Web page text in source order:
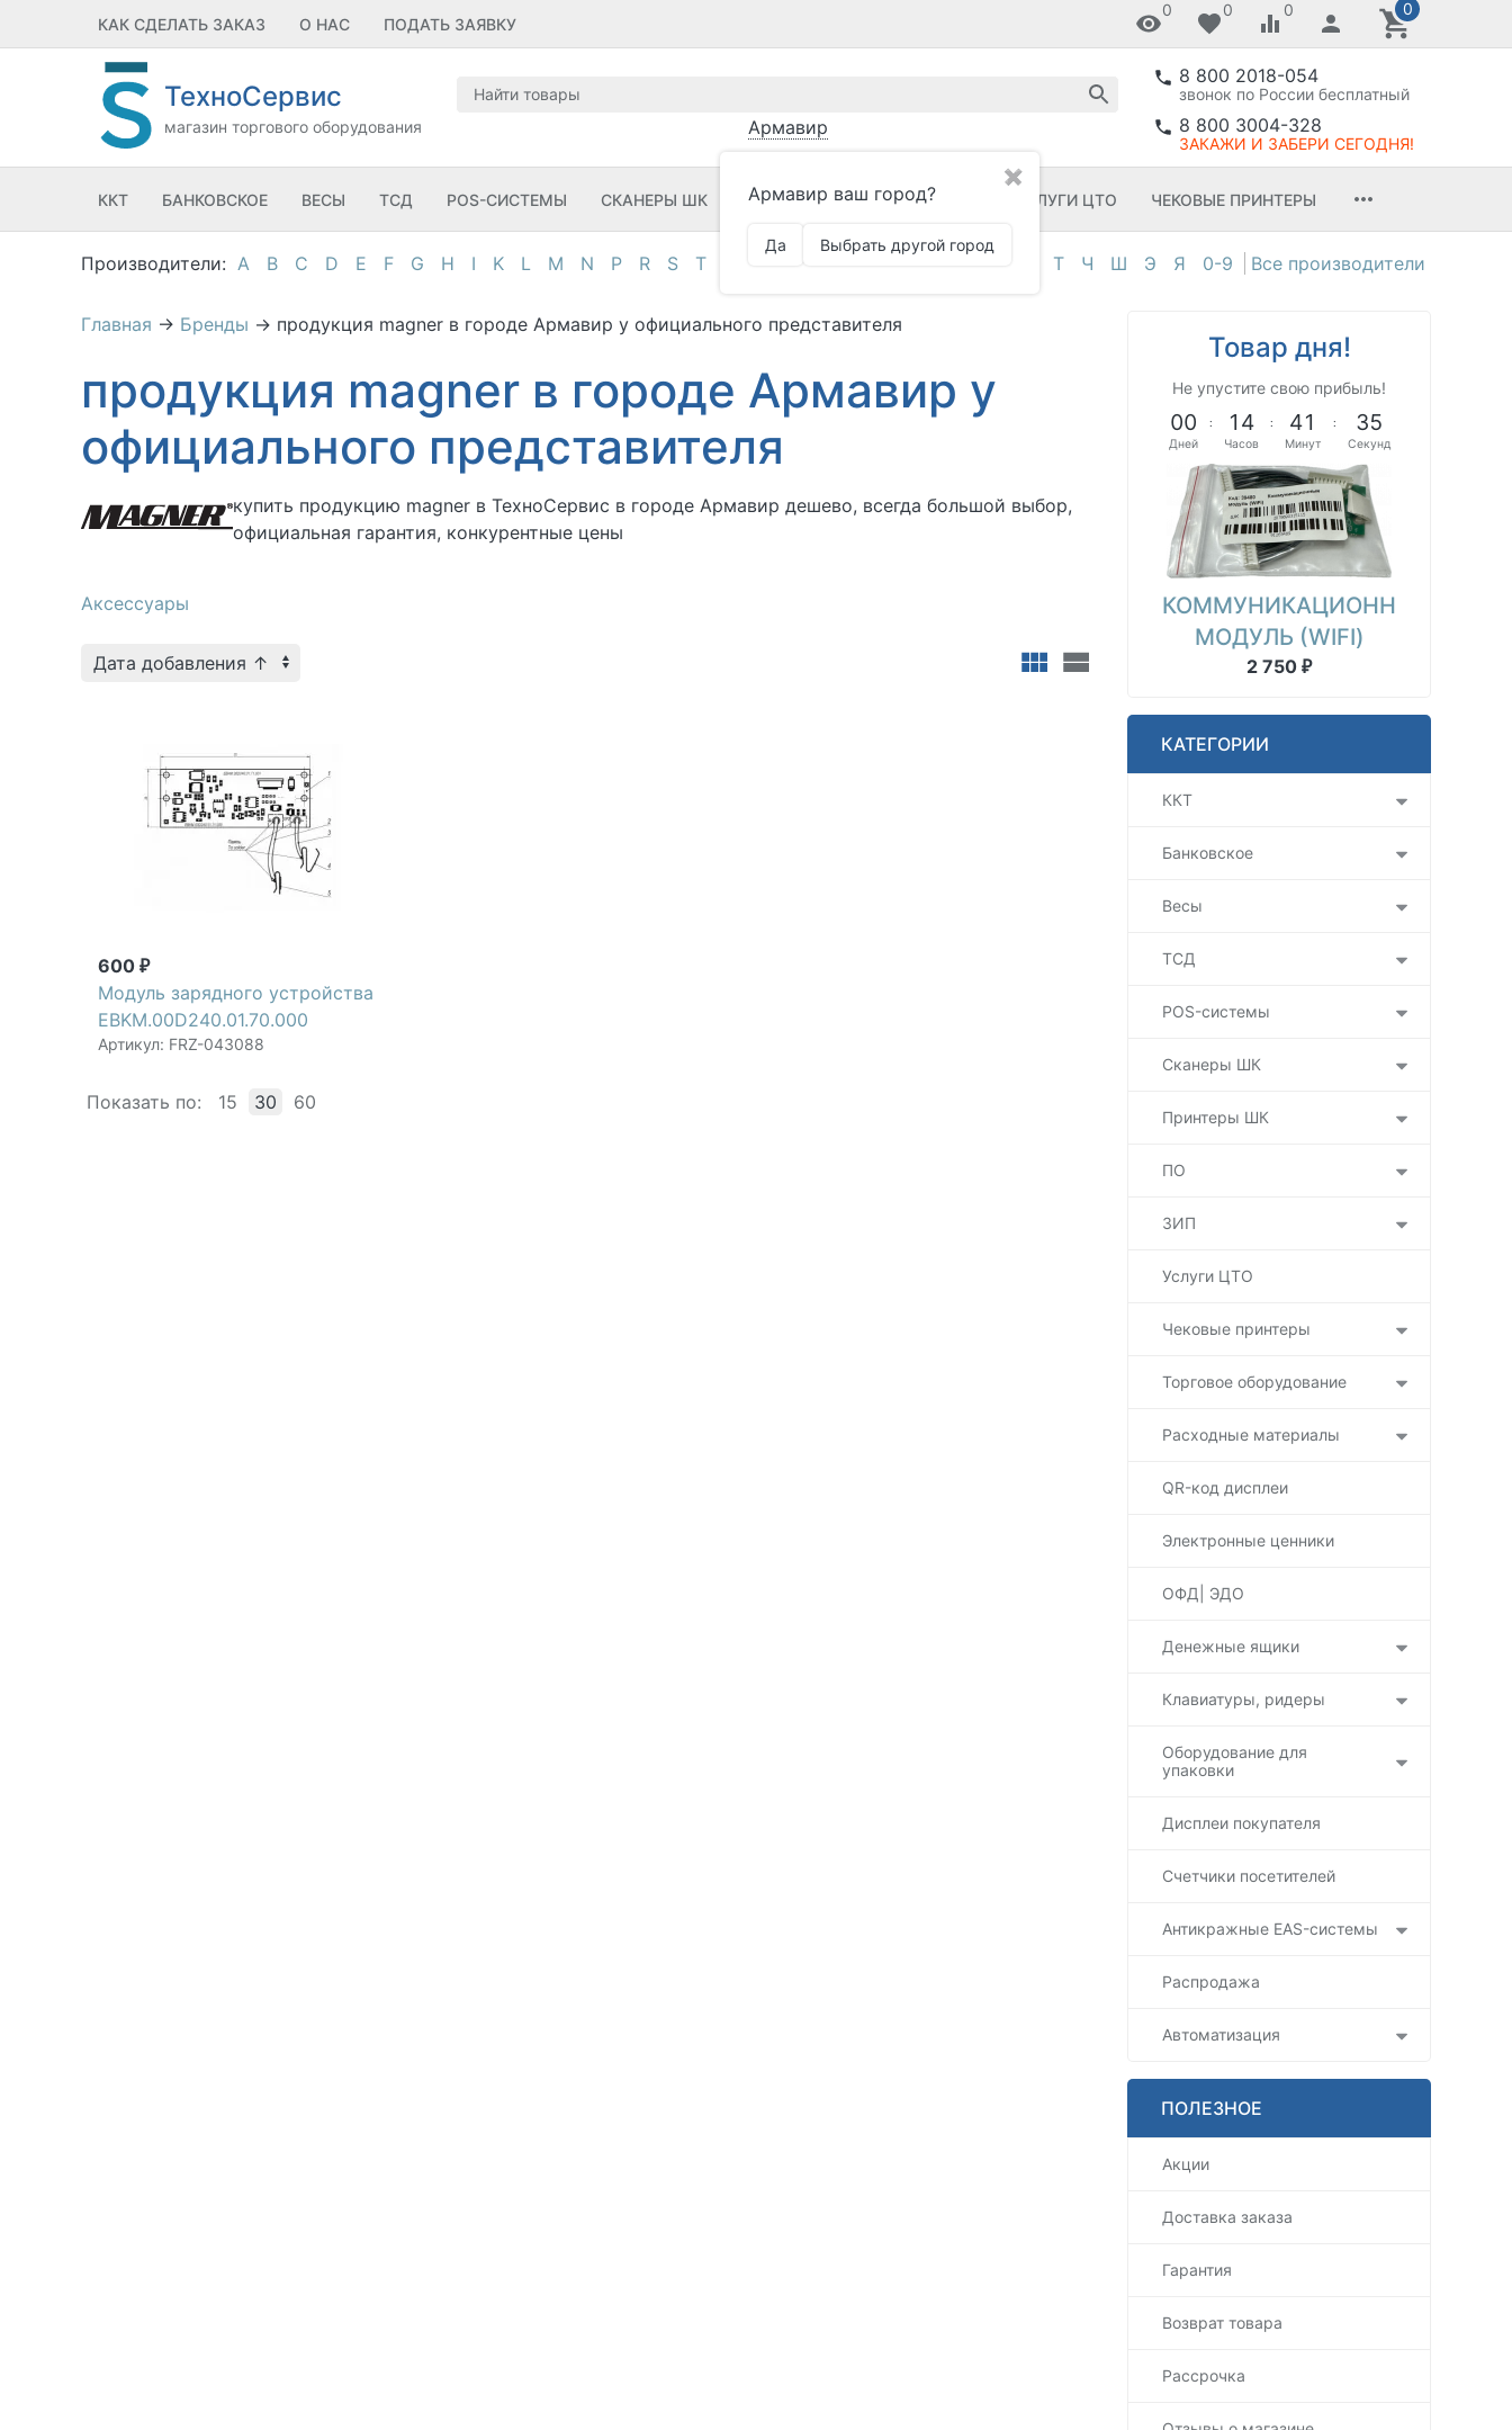
КАК СДЕЛАТЬ ЗАКАЗ О НАС ПОДАТЬ ЗАЯВКУ
0 0 0 0
ТехноСервис
магазин торгового оборудования Армавир
✖
Армавир ваш город?
Да Выбрать другой город
8 800 2018-054
звонок по России бесплатный
8 800 3004-328
ЗАКАЖИ И ЗАБЕРИ СЕГОДНЯ!
ККТ БАНКОВСКОЕ ВЕСЫ ТСД POS-СИСТЕМЫ СКАНЕРЫ ШК ПРИНТЕРЫ ШК ПО УСЛУГИ ЦТО ЧЕКОВЫЕ ПРИНТЕРЫ
A B C D E F G H I K L M N P R S T Т Ч Ш Э Я 0-9
Главная → Бренды → продукция magner в городе Армавир у официального представителя
продукция magner в городе Армавир у
официального представителя
купить продукцию magner в ТехноСервис в городе Армавир дешево, всегда большой выбор,
официальная гарантия, конкурентные цены
Аксессуары
600 ₽
Модуль зарядного устройства
EBKM.00D240.01.70.000
Артикул: FRZ-043088
Показать по: 15 30 60
Товар дня!
Не упустите свою прибыль!
00
Дней
: 1 4
Часов
: 41
Минут
: 34
Секунд
КОММУНИКАЦИОННЫЙ
МОДУЛЬ (WIFI)
2 750 ₽
КАТЕГОРИИ
ККТ
Банковское
Весы
ТСД
POS-системы
Сканеры ШК
Принтеры ШК
ПО
ЗИП
Услуги ЦТО
Чековые принтеры
Торговое оборудование
Расходные материалы
QR-код дисплеи
Электронные ценники
ОФД| ЭДО
Денежные ящики
Клавиатуры, ридеры
Оборудование для
упаковки
Дисплеи покупателя
Счетчики посетителей
Антикражные EAS-системы
Распродажа
Автоматизация
ПОЛЕЗНОЕ
Акции
Доставка заказа
Гарантия
Возврат товара
Рассрочка